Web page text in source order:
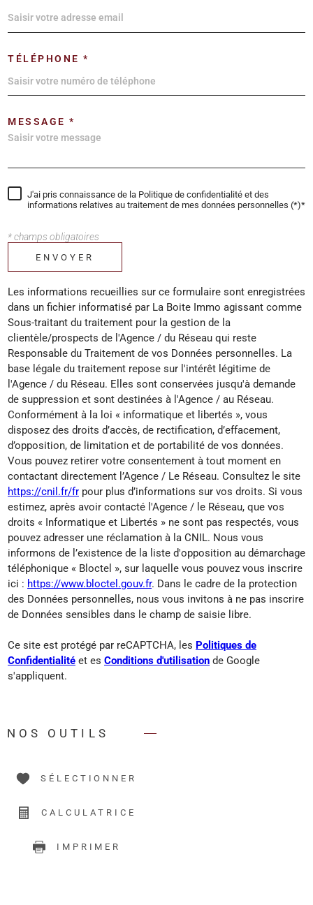
TÉLÉPHONE *
MESSAGE *
J'ai pris connaissance de la Politique de confidentialité et des
informations relatives au traitement de mes données personnelles (*)*
* champs obligatoires
ENVOYER
Les informations recueillies sur ce formulaire sont enregistrées
dans un fichier informatisé par La Boite Immo agissant comme
Sous-traitant du traitement pour la gestion de la
clientèle/prospects de l'Agence / du Réseau qui reste
Responsable du Traitement de vos Données personnelles. La
base légale du traitement repose sur l'intérêt légitime de
l'Agence / du Réseau. Elles sont conservées jusqu'à demande
de suppression et sont destinées à l'Agence / au Réseau.
Conformément à la loi « informatique et libertés », vous
disposez des droits d’accès, de rectification, d’effacement,
d’opposition, de limitation et de portabilité de vos données.
Vous pouvez retirer votre consentement à tout moment en
contactant directement l’Agence / Le Réseau. Consultez le site
https://cnil.fr/fr pour plus d’informations sur vos droits. Si vous
estimez, après avoir contacté l'Agence / le Réseau, que vos
droits « Informatique et Libertés » ne sont pas respectés, vous
pouvez adresser une réclamation à la CNIL. Nous vous
informons de l’existence de la liste d'opposition au démarchage
téléphonique « Bloctel », sur laquelle vous pouvez vous inscrire
ici : https://www.bloctel.gouv.fr. Dans le cadre de la protection
des Données personnelles, nous vous invitons à ne pas inscrire
de Données sensibles dans le champ de saisie libre.
Ce site est protégé par reCAPTCHA, les Politiques de
Confidentialité et es Conditions d'utilisation de Google
s'appliquent.
NOS OUTILS
SÉLECTIONNER
CALCULATRICE
IMPRIMER